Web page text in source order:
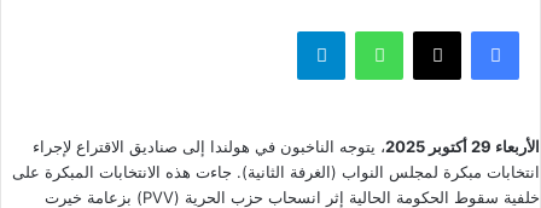
فيسبوك ‫X واتساب تيلقرام
الأربعاء 29 أكتوبر 2025
، يتوجه الناخبون في هولندا إلى صناديق الاقتراع لإجراء
انتخابات مبكرة لمجلس النواب (الغرفة الثانية). جاءت هذه الانتخابات المبكرة على
خلفية سقوط الحكومة الحالية إثر انسحاب حزب الحرية (PVV) بزعامة خيرت